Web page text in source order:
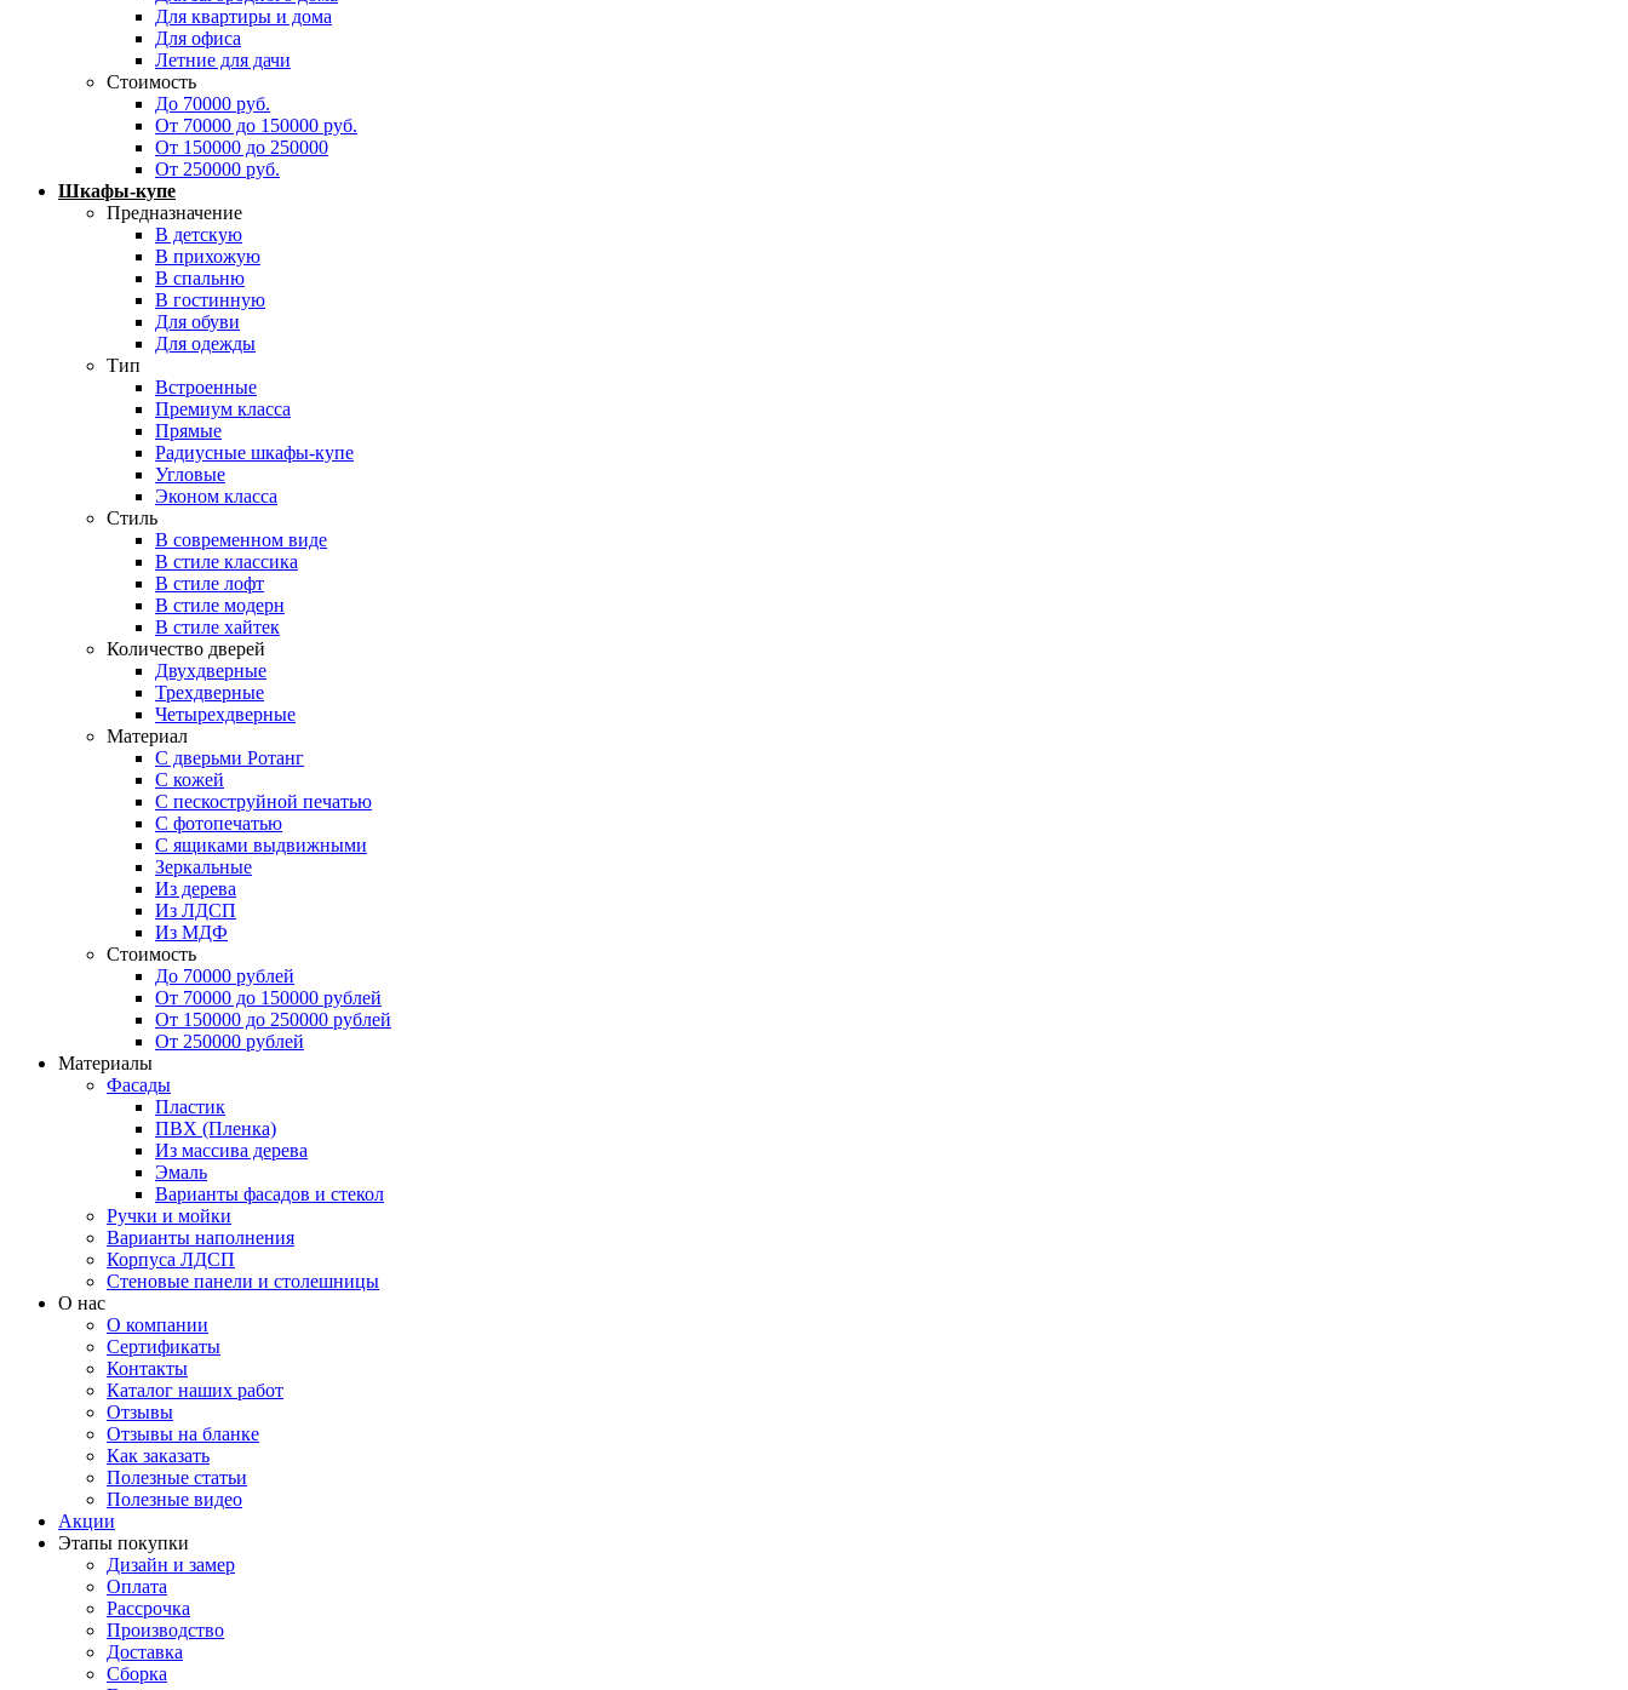
Для квартиры и дома
Для офиса
Летние для дачи
Стоимость
До 70000 руб.
От 70000 до 150000 руб.
От 150000 до 250000
От 250000 руб.
Шкафы-купе
Предназначение
В детскую
В прихожую
В спальню
В гостинную
Для обуви
Для одежды
Тип
Встроенные
Премиум класса
Прямые
Радиусные шкафы-купе
Угловые
Эконом класса
Стиль
В современном виде
В стиле классика
В стиле лофт
В стиле модерн
В стиле хайтек
Количество дверей
Двухдверные
Трехдверные
Четырехдверные
Материал
C дверьми Ротанг
C кожей
C пескоструйной печатью
C фотопечатью
C ящиками выдвижными
Зеркальные
Из дерева
Из ЛДСП
Из МДФ
Стоимость
До 70000 рублей
От 70000 до 150000 рублей
От 150000 до 250000 рублей
От 250000 рублей
Материалы
Фасады
Пластик
ПВХ (Пленка)
Из массива дерева
Эмаль
Варианты фасадов и стекол
Ручки и мойки
Варианты наполнения
Корпуса ЛДСП
Стеновые панели и столешницы
О нас
О компании
Сертификаты
Контакты
Каталог наших работ
Отзывы
Отзывы на бланке
Как заказать
Полезные статьи
Полезные видео
Акции
Этапы покупки
Дизайн и замер
Оплата
Рассрочка
Производство
Доставка
Сборка